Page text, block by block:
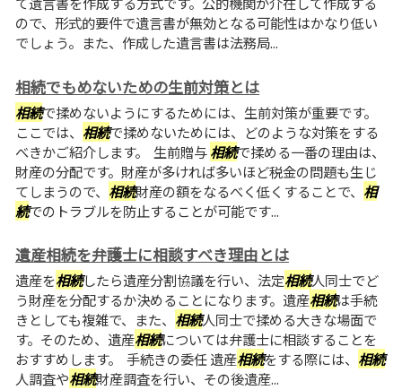
ので、形式的要件で遺言書が無効となる可能性はかなり低い
でしょう。また、作成した遺言書は法務局...
相続でもめないための生前対策とは
相続で揉めないようにするためには、生前対策が重要です。
ここでは、 相続で揉めないためには、どのような対策をする
べきかご紹介します。 生前贈与相続で揉める一番の理由は、
財産の分配です。財産が多ければ多いほど税金の問題も生じ
てしまうので、 相続財産の額をなるべく低くすることで、 相
続でのトラブルを防止することが可能です...
遺産相続を弁護士に相談すべき理由とは
遺産を相続したら遺産分割協議を行い、法定相続人同士でど
う財産を分配するか決めることになります。遺産相続は手続
きとしても複雑で、また、 相続人同士で揉める大きな場面で
す。そのため、遺産相続については弁護士に相談することを
おすすめします。 手続きの委任 遺産相続をする際には、 相続
人調査や相続財産調査を行い、その後遺産...